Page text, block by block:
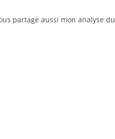
partage aussi mon analyse